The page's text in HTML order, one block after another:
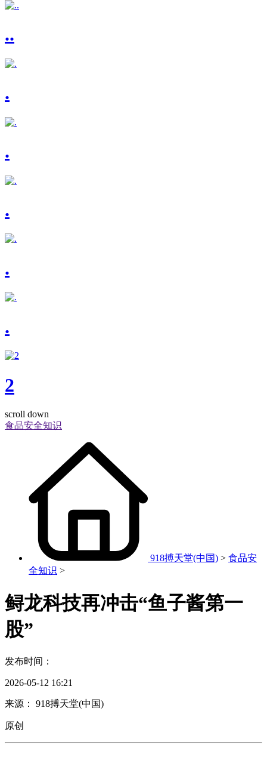
..
.
.
.
.
.
2
scroll down
食品安全知识
918搏天堂(中国) > 食品安
全知识 >
鲟龙科技再冲击“鱼子酱第一
股”
发布时间：
2026-05-12 16:21
来源： 918搏天堂(中国)
原创